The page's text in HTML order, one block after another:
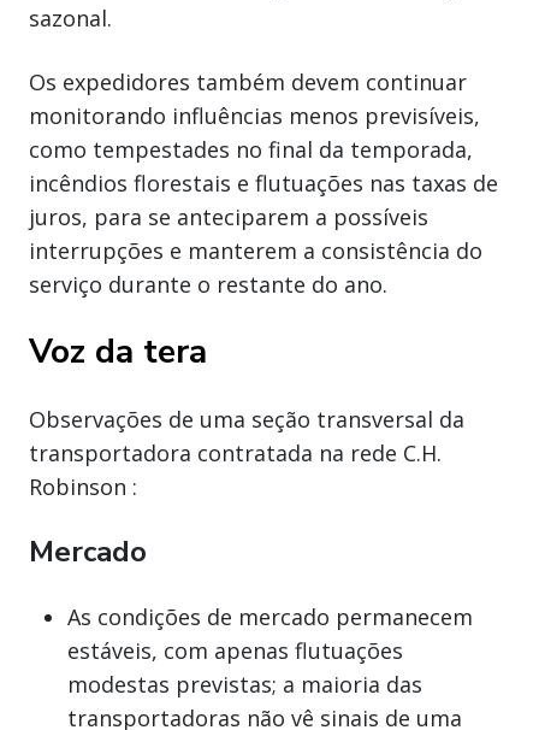
sazonal.
Os expedidores também devem continuar
monitorando influências menos previsíveis,
como tempestades no final da temporada,
incêndios florestais e flutuações nas taxas de
juros, para se anteciparem a possíveis
interrupções e manterem a consistência do
serviço durante o restante do ano.
Voz da tera
Observações de uma seção transversal da
transportadora contratada na rede C.H.
Robinson :
Mercado
As condições de mercado permanecem
estáveis, com apenas flutuações
modestas previstas; a maioria das
transportadoras não vê sinais de uma